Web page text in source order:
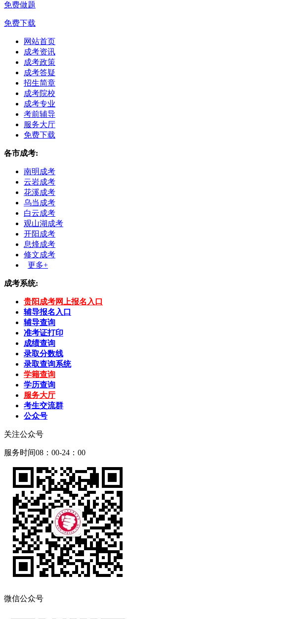
免费做题
免费下载
网站首页
成考资讯
成考政策
成考答疑
招生简章
成考院校
成考专业
考前辅导
服务大厅
免费下载
各市成考:
南明成考
云岩成考
花溪成考
乌当成考
白云成考
观山湖成考
开阳成考
息烽成考
修文成考
更多+
成考系统:
贵阳成考网上报名入口
辅导报名入口
辅导查询
准考证打印
成绩查询
录取分数线
录取查询系统
学籍查询
学历查询
服务大厅
考生交流群
公众号
关注公众号
服务时间08：00-24：00
微信公众号